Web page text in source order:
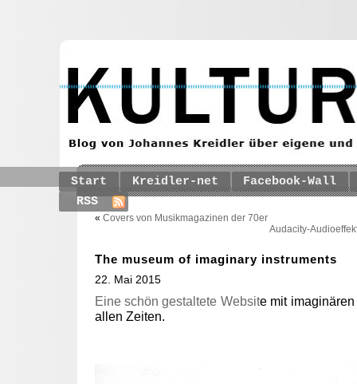
Start Kreidler-net
Facebook-Wall
RSS
« Covers von Musikmagazinen der 70er
Audacity-
The museum of imaginary instruments
22. Mai 2015
Eine schön gestaltete Website mit
allen Zeiten.